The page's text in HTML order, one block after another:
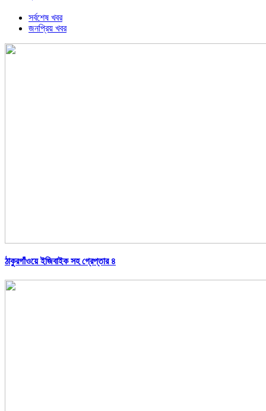
সর্বশেষ খবর
জনপ্রিয় খবর
ঠাকুরগাঁওয়ে ইজিবাইক সহ গ্রেপ্তার ৪